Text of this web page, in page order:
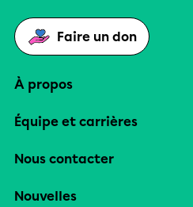
Faire un don
À propos
Équipe et carrières
Nous contacter
Nouvelles